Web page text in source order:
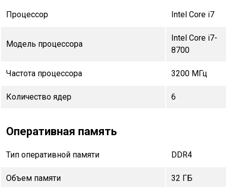
Процессор Intel Core i7
Модель процессора
Intel Core i7-
8700
Частота процессора 3200 МГц
Количество ядер 6
Оперативная память
Тип оперативной памяти DDR4
Объем памяти 32 ГБ